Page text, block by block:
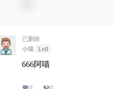
已删除
小喵
Lv0
666阿喵